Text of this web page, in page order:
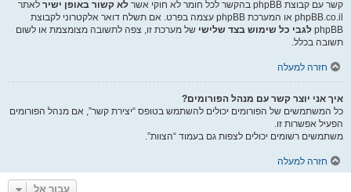
קשר עם קבוצת phpBB בהקשר לכל חומר לא חוקי אשר
לא קשור באופן ישיר לאתר
phpBB.co.il או המערכת phpBB עצמה בפרט. אם תשלח דואר אלקטרוני לקבוצת
phpBB לגבי כל שימוש בצד שלישי של מערכת זו, צפה לתשובה מצומצמת או לשום
תשובה בכלל.
חזרה למעלה
איך אני יוצר קשר עם מנהל הפורומים?
כל המשתמשים של הפורומים יכולים להשתמש בטופס “יצירת קשר”, אם מנהל הפורומים
הפעיל אפשרות זו.
משתמשים רשומים יכולים לצפות גם בעמוד “הצוות”.
חזרה למעלה
עבור אל